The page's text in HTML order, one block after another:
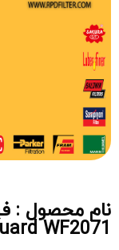
نام محصول :
WF2071